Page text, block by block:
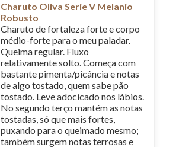
Charuto Oliva Serie V Melanio
Robusto
Charuto de fortaleza forte e corpo
médio-forte para o meu paladar.
Queima regular. Fluxo
relativamente solto. Começa com
bastante pimenta/picância e notas
de algo tostado, quem sabe pão
tostado. Leve adocicado nos lábios.
No segundo terço mantém as notas
tostadas, só que mais fortes,
puxando para o queimado mesmo;
também surgem notas terrosas e